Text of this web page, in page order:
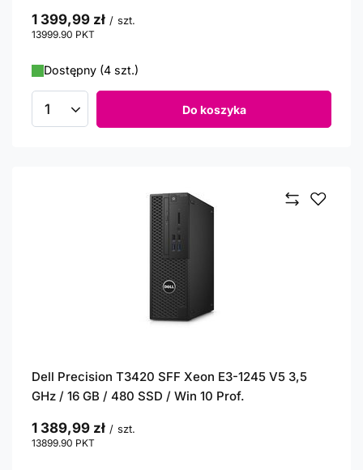
1 399,99 zł / szt.
13999.90 PKT
Dostępny (4 szt.)
Ilość produktów Do koszyka
Dell Precision T3420 SFF Xeon E3-1245 V5 3,5
GHz / 16 GB / 480 SSD / Win 10 Prof.
1 389,99 zł / szt.
13899.90 PKT